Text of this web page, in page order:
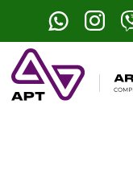
Контактный